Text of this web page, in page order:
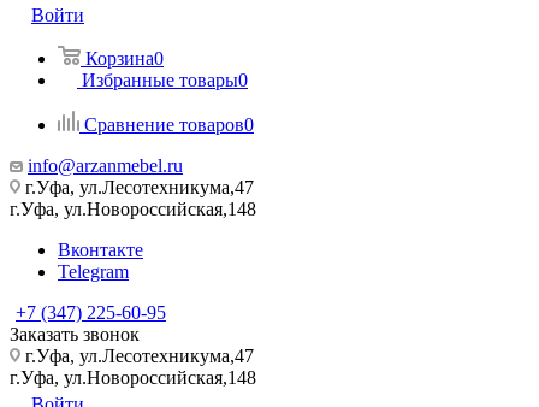
Войти
Корзина0
Избранные товары0
Сравнение товаров0
info@arzanmebel.ru
г.Уфа, ул.Лесотехникума,47
г.Уфа, ул.Новороссийская,148
Вконтакте
Telegram
+7 (347) 225-60-95
Заказать звонок
г.Уфа, ул.Лесотехникума,47
г.Уфа, ул.Новороссийская,148